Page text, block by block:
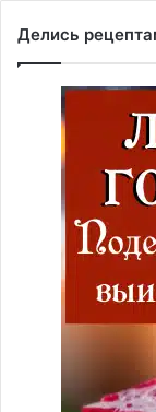
Делись